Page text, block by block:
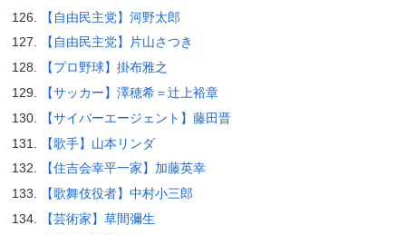
【自由民主党】河野太郎
【自由民主党】片山さつき
【プロ野球】掛布雅之
【サッカー】澤穂希＝辻上裕章
【サイバーエージェント】藤田晋
【歌手】山本リンダ
【住吉会幸平一家】加藤英幸
【歌舞伎役者】中村小三郎
【芸術家】草間彌生